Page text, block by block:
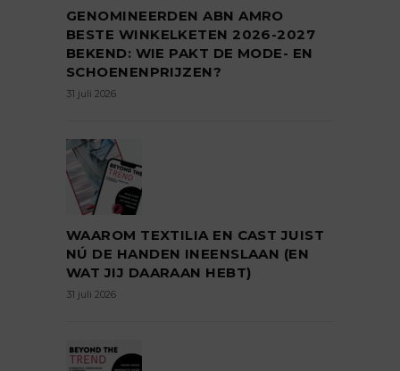
GENOMINEERDEN ABN AMRO
BESTE WINKELKETEN 2026-2027
BEKEND: WIE PAKT DE MODE- EN
SCHOENENPRIJZEN?
31 juli 2026
WAAROM TEXTILIA EN CAST JUIST
NÚ DE HANDEN INEENSLAAN (EN
WAT JIJ DAARAAN HEBT)
31 juli 2026